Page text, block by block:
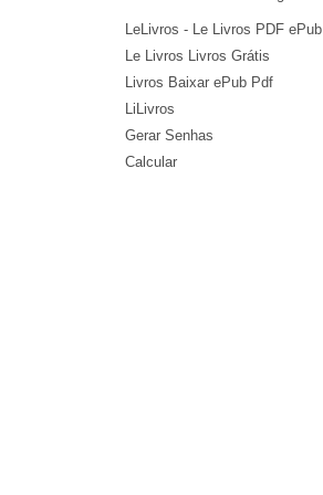
LeLivros - Le Livros PDF ePub
Le Livros Livros Grátis
Livros Baixar ePub Pdf
LiLivros
Gerar Senhas
Calcular